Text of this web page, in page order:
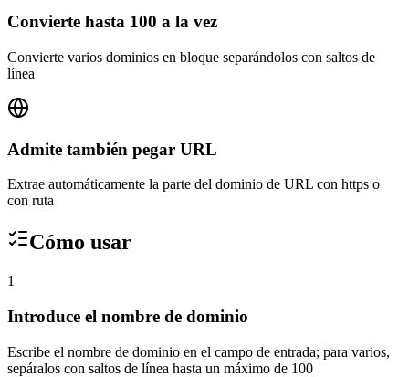
Convierte hasta 100 a la vez
Convierte varios dominios en bloque separándolos con saltos de
línea
Admite también pegar URL
Extrae automáticamente la parte del dominio de URL con https o
con ruta
Cómo usar
1
Introduce el nombre de dominio
Escribe el nombre de dominio en el campo de entrada; para varios,
sepáralos con saltos de línea hasta un máximo de 100